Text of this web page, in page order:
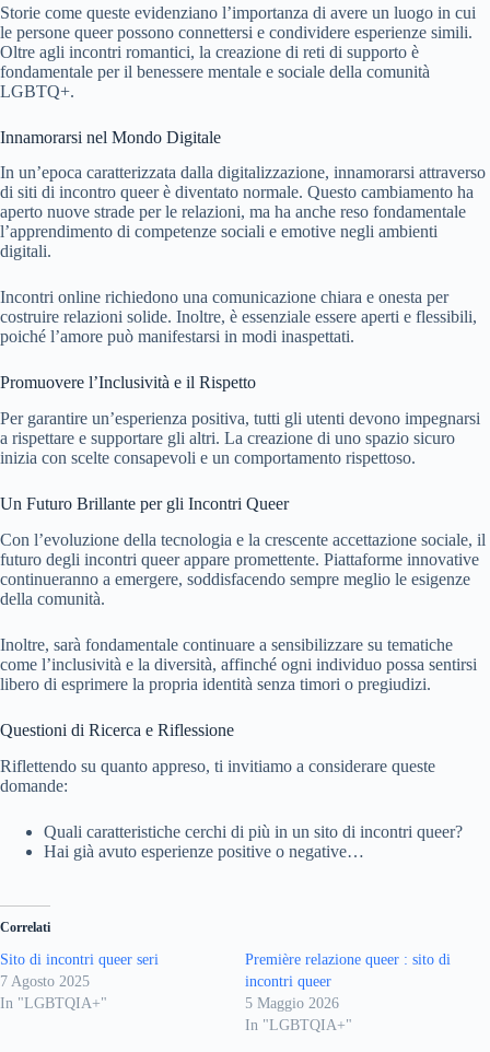
Storie come queste evidenziano l’importanza di avere un luogo in cui
le persone queer possono connettersi e condividere esperienze simili.
Oltre agli incontri romantici, la creazione di reti di supporto è
fondamentale per il benessere mentale e sociale della comunità
LGBTQ+.
Innamorarsi nel Mondo Digitale
In un’epoca caratterizzata dalla digitalizzazione, innamorarsi attraverso
di siti di incontro queer è diventato normale. Questo cambiamento ha
aperto nuove strade per le relazioni, ma ha anche reso fondamentale
l’apprendimento di competenze sociali e emotive negli ambienti
digitali.
Incontri online richiedono una comunicazione chiara e onesta per
costruire relazioni solide. Inoltre, è essenziale essere aperti e flessibili,
poiché l’amore può manifestarsi in modi inaspettati.
Promuovere l’Inclusività e il Rispetto
Per garantire un’esperienza positiva, tutti gli utenti devono impegnarsi
a rispettare e supportare gli altri. La creazione di uno spazio sicuro
inizia con scelte consapevoli e un comportamento rispettoso.
Un Futuro Brillante per gli Incontri Queer
Con l’evoluzione della tecnologia e la crescente accettazione sociale, il
futuro degli incontri queer appare promettente. Piattaforme innovative
continueranno a emergere, soddisfacendo sempre meglio le esigenze
della comunità.
Inoltre, sarà fondamentale continuare a sensibilizzare su tematiche
come l’inclusività e la diversità, affinché ogni individuo possa sentirsi
libero di esprimere la propria identità senza timori o pregiudizi.
Questioni di Ricerca e Riflessione
Riflettendo su quanto appreso, ti invitiamo a considerare queste
domande:
Quali caratteristiche cerchi di più in un sito di incontri queer?
Hai già avuto esperienze positive o negative…
Correlati
Sito di incontri queer seri
7 Agosto 2025
In "LGBTQIA+"
Première relazione queer : sito di
incontri queer
5 Maggio 2026
In "LGBTQIA+"